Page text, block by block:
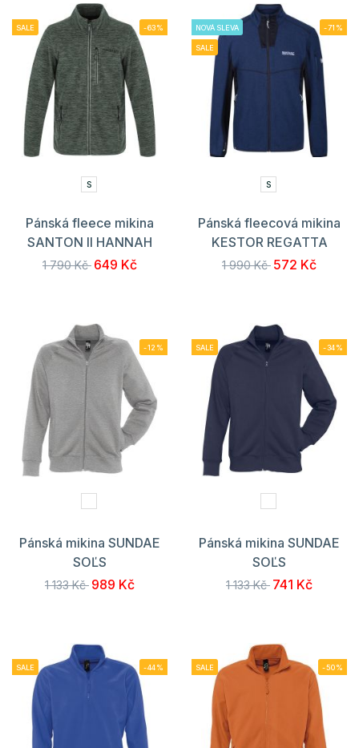
SALE -63%
S
Pánská fleece mikina
SANTON II HANNAH
1 790 Kč 649 Kč
NOVÁ SLEVA
SALE
-71%
S
Pánská fleecová mikina
KESTOR REGATTA
1 990 Kč 572 Kč
-12%
Pánská mikina SUNDAE
SOĽS
1 133 Kč 989 Kč
SALE -34%
Pánská mikina SUNDAE
SOĽS
1 133 Kč 741 Kč
SALE -44% SALE -50%